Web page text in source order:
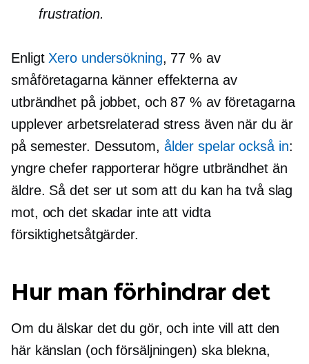
frustration.
Enligt Xero undersökning, 77 % av
småföretagarna känner effekterna av
utbrändhet på jobbet, och 87 % av företagarna
uppleverarbetsrelaterad stress även när du är
på semester. Dessutom, ålder spelar också in:
yngre chefer rapporterar högre utbrändhet än
äldre. Så det ser ut som att du kan ha två slag
mot, och det skadar inte att vidta
försiktighetsåtgärder.
Hur man förhindrar det
Om du älskar det du gör, och inte vill att den
här känslan (och försäljningen) ska blekna,